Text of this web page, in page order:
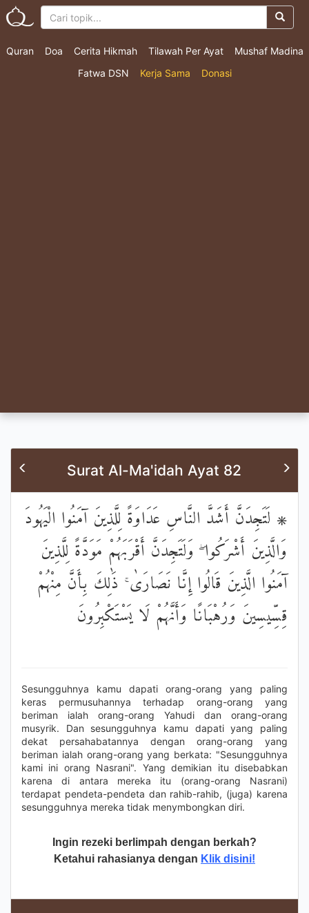
Quran Doa Cerita Hikmah Tilawah Per Ayat
Mushaf Madina
Fatwa DSN
Kerja Sama Donasi
Surat Al-Ma'idah Ayat 82
۞ لَتَجِدَنَّ أَشَدَّ النَّاسِ عَدَاوَةً لِلَّذِينَ آمَنُوا الْيَهُودَ
وَالَّذِينَ أَشْرَكُوا ۖ وَلَتَجِدَنَّ أَقْرَبَهُمْ مَوَدَّةً لِلَّذِينَ
آمَنُوا الَّذِينَ قَالُوا إِنَّا نَصَارَىٰ ۚ ذَٰلِكَ بِأَنَّ مِنْهُمْ
قِسِّيسِينَ وَرُهْبَانًا وَأَنَّهُمْ لَا يَسْتَكْبِرُونَ
Sesungguhnya kamu dapati orang-orang yang paling
keras permusuhannya terhadap orang-orang yang
beriman ialah orang-orang Yahudi dan orang-orang
musyrik. Dan sesungguhnya kamu dapati yang paling
dekat persahabatannya dengan orang-orang yang
beriman ialah orang-orang yang berkata: "Sesungguhnya
kami ini orang Nasrani". Yang demikian itu disebabkan
karena di antara mereka itu (orang-orang Nasrani)
terdapat pendeta-pendeta dan rahib-rahib, (juga) karena
sesungguhnya mereka tidak menymbongkan diri.
Ingin rezeki berlimpah dengan berkah?
Ketahui rahasianya dengan Klik disini!